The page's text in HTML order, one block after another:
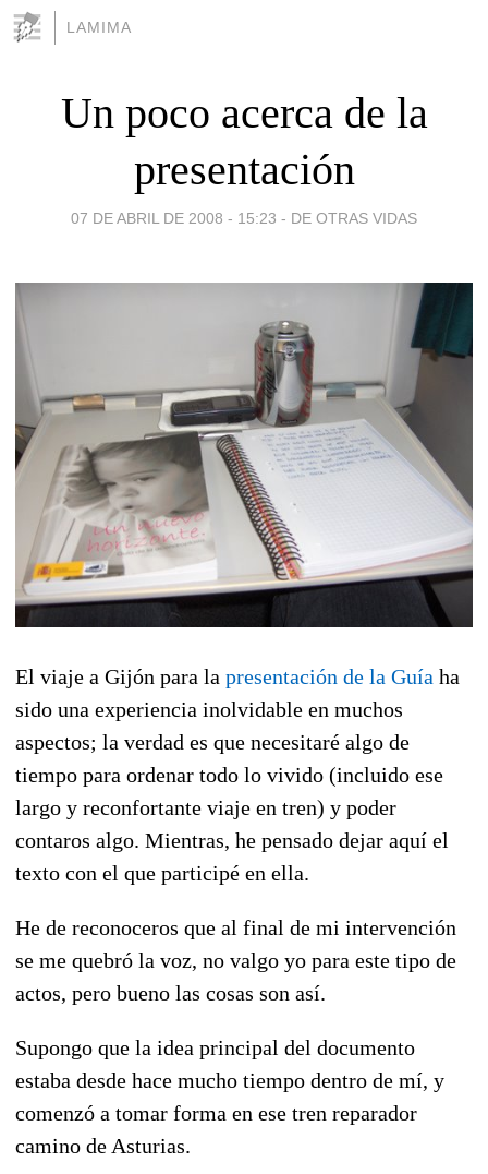
LAMIMA
Un poco acerca de la
presentación
07 DE ABRIL DE 2008 - 15:23 - DE OTRAS VIDAS
El viaje a Gijón para la presentación de la Guía ha
sido una experiencia inolvidable en muchos
aspectos; la verdad es que necesitaré algo de
tiempo para ordenar todo lo vivido (incluido ese
largo y reconfortante viaje en tren) y poder
contaros algo. Mientras, he pensado dejar aquí el
texto con el que participé en ella.
He de reconoceros que al final de mi intervención
se me quebró la voz, no valgo yo para este tipo de
actos, pero bueno las cosas son así.
Supongo que la idea principal del documento
estaba desde hace mucho tiempo dentro de mí, y
comenzó a tomar forma en ese tren reparador
camino de Asturias.